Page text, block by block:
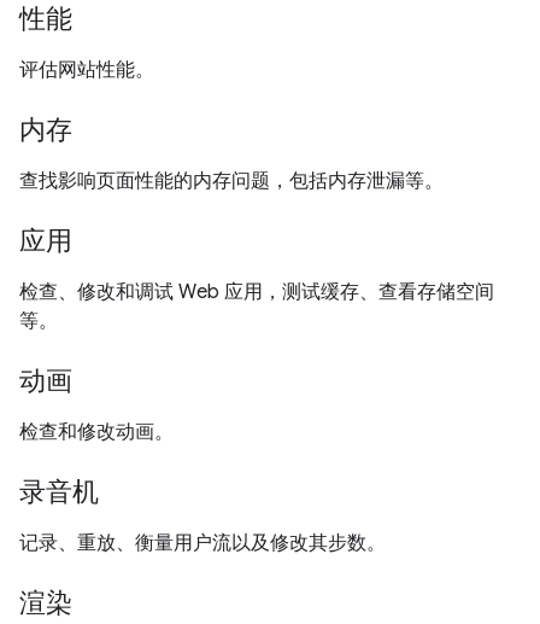
性能
评估网站性能。
内存
查找影响页面性能的内存问题，包括内存泄漏等。
应用
检查、修改和调试 Web 应用，测试缓存、查看存储空间
等。
动画
检查和修改动画。
录音机
记录、重放、衡量用户流以及修改其步数。
渲染